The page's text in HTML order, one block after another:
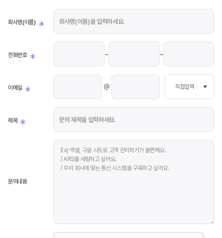
회사명(이름) *
전화번호 * - -
이메일 * @
제목 *
문의내용
Ex) 엑셀, 구글 시트로 고객 관리하기가 불편해요.
/ ARS를 세팅하고 싶어요.
/ 우리 회사에 맞는 통신 시스템을 구축하고 싶어요.